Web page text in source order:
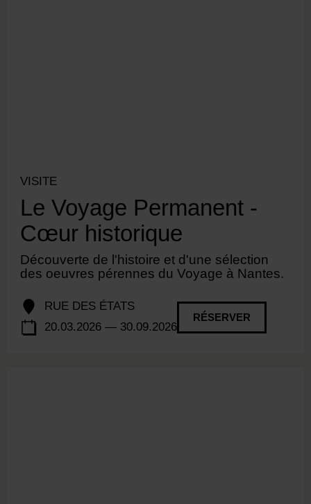
VISITE
Le Voyage Permanent -
Cœur historique
Découverte de l'histoire et d'une sélection
des oeuvres pérennes du Voyage à Nantes.
RUE DES ÉTATS
20.03.2026 — 30.09.2026
RÉSERVER